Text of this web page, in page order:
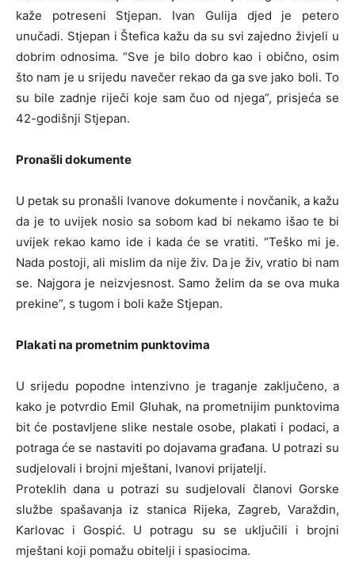
kaže potreseni Stjepan. Ivan Gulija djed je petero
unučadi. Stjepan i Štefica kažu da su svi zajedno živjeli u
dobrim odnosima. “Sve je bilo dobro kao i obično, osim
što nam je u srijedu navečer rekao da ga sve jako boli. To
su bile zadnje riječi koje sam čuo od njega”, prisjeća se
42-godišnji Stjepan.
Pronašli dokumente
U petak su pronašli Ivanove dokumente i novčanik, a kažu
da je to uvijek nosio sa sobom kad bi nekamo išao te bi
uvijek rekao kamo ide i kada će se vratiti. “Teško mi je.
Nada postoji, ali mislim da nije živ. Da je živ, vratio bi nam
se. Najgora je neizvjesnost. Samo želim da se ova muka
prekine”, s tugom i boli kaže Stjepan.
Plakati na prometnim punktovima
U srijedu popodne intenzivno je traganje zaključeno, a
kako je potvrdio Emil Gluhak, na prometnijim punktovima
bit će postavljene slike nestale osobe, plakati i podaci, a
potraga će se nastaviti po dojavama građana. U potrazi su
sudjelovali i brojni mještani, Ivanovi prijatelji.
Proteklih dana u potrazi su sudjelovali članovi Gorske
službe spašavanja iz stanica Rijeka, Zagreb, Varaždin,
Karlovac i Gospić. U potragu su se uključili i brojni
mještani koji pomažu obitelji i spasiocima.